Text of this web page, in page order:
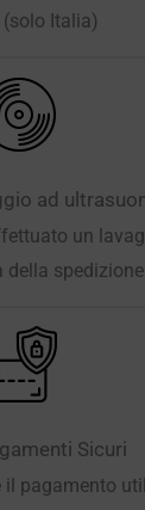
(solo Italia)
ad
un
della spedizione.
Sicuri
pagamento